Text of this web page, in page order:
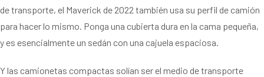
de transporte, el Maverick de 2022 también usa su perfil de camión
para hacer lo mismo. Ponga una cubierta dura en la cama pequeña,
y es esencialmente un sedán con una cajuela espaciosa.
Y las camionetas compactas solían ser el medio de transporte